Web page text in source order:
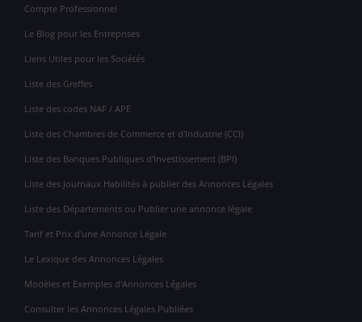
Compte Professionnel
Le Blog pour les Entreprises
Liens Utiles pour les Sociétés
Liste des Greffes
Liste des codes NAF / APE
Liste des Chambres de Commerce et d'Industrie (CCI)
Liste des Banques Publiques d'Investissement (BPI)
Liste des Journaux Habilités à publier des Annonces Légales
Liste des Départements ou Publier une annonce légale
Tarif et Prix d'une Annonce Légale
Le Lexique des Annonces Légales
Modèles et Exemples d'Annonces Légales
Consulter les Annonces Légales Publiées